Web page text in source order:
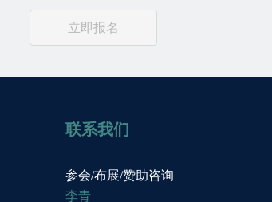
立即报名
联系我们
参会/布展/赞助咨询
李青